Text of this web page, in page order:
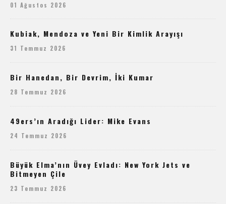
01 Ağustos 2026
Kubiak, Mendoza ve Yeni Bir Kimlik Arayışı
31 Temmuz 2026
Bir Hanedan, Bir Devrim, İki Kumar
28 Temmuz 2026
49ers’ın Aradığı Lider: Mike Evans
24 Temmuz 2026
Büyük Elma’nın Üvey Evladı: New York Jets ve
Bitmeyen Çile
23 Temmuz 2026